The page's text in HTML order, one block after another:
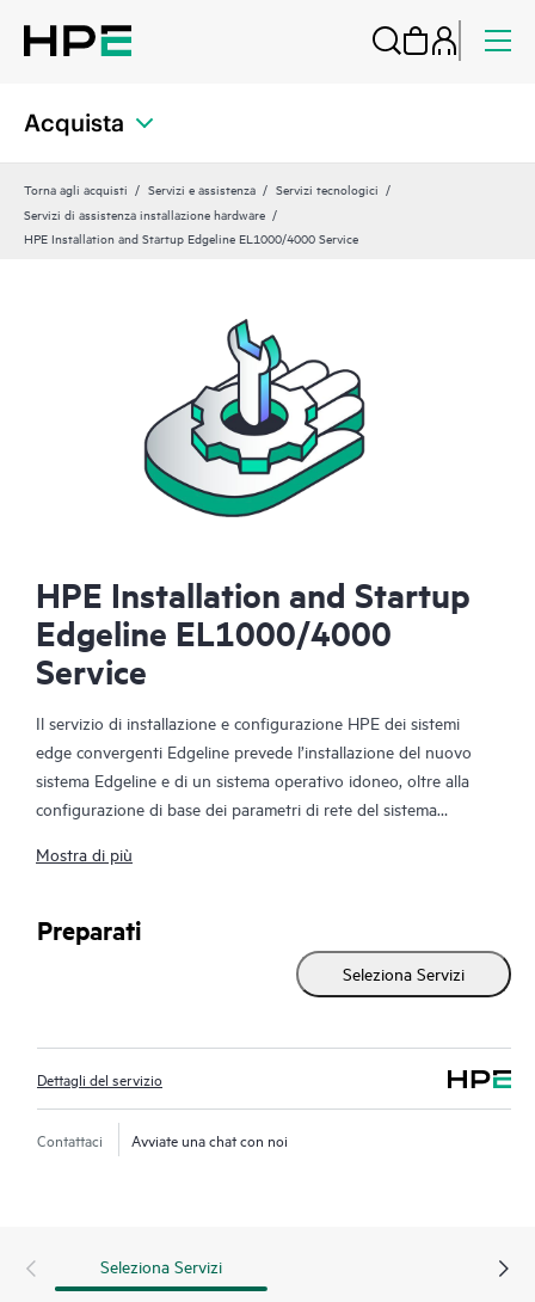
Acquista
Torna agli acquisti Servizi e assistenza
Servizi tecnologici
Servizi di assistenza installazione hardware
HPE Installation and Startup Edgeline EL1000/4000 Service
HPE Installation and Startup
Edgeline EL1000/4000
Service
Il servizio di installazione e configurazione HPE dei sistemi
edge convergenti Edgeline prevede l’installazione del nuovo
sistema Edgeline e di un sistema operativo idoneo, oltre alla
configurazione di base dei parametri di rete del sistema
guiderà il cliente consentendogli di rendere operativo e
rapido e professionale.
Mostra di più
Preparati
Seleziona Servizi
Dettagli del servizio
Contattaci Avviate una chat con noi
Seleziona Servizi